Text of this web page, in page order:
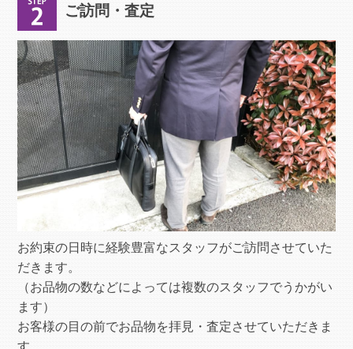
ご訪問・査定
お約束の日時に経験豊富なスタッフがご訪問させていた
だきます。
（お品物の数などによっては複数のスタッフでうかがい
ます）
お客様の目の前でお品物を拝見・査定させていただきま